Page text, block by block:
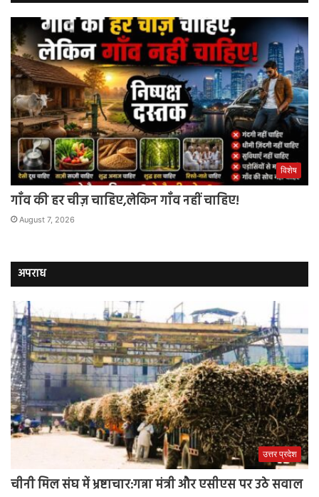
विशेष
गाँव की हर चीज़ चाहिए,लेकिन गाँव नहीं चाहिए!
August 7, 2026
अपराध
उत्तर प्रदेश
चीनी मिल संघ में भ्रष्टाचार:गन्ना मंत्री और एसीएस पर उठे सवाल